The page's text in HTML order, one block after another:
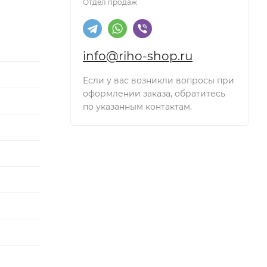
Отдел продаж
info@riho-shop.ru
Если у вас возникли вопросы при
оформлении заказа, обратитесь
по указанным контактам.